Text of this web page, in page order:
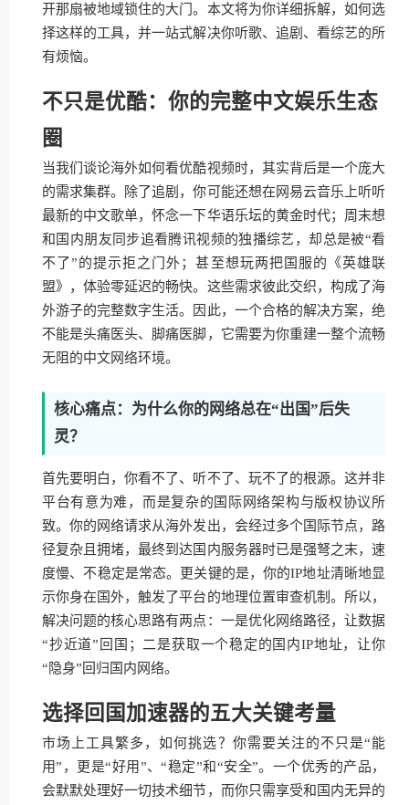
开那扇被地域锁住的大门。本文将为你详细拆解，如何选
择这样的工具，并一站式解决你听歌、追剧、看综艺的所
有烦恼。
不只是优酷：你的完整中文娱乐生态
圈
当我们谈论海外如何看优酷视频时，其实背后是一个庞大
的需求集群。除了追剧，你可能还想在网易云音乐上听听
最新的中文歌单，怀念一下华语乐坛的黄金时代；周末想
和国内朋友同步追看腾讯视频的独播综艺，却总是被“看
不了”的提示拒之门外；甚至想玩两把国服的《英雄联
盟》，体验零延迟的畅快。这些需求彼此交织，构成了海
外游子的完整数字生活。因此，一个合格的解决方案，绝
不能是头痛医头、脚痛医脚，它需要为你重建一整个流畅
无阻的中文网络环境。
核心痛点：为什么你的网络总在“出国”后失
灵？
首先要明白，你看不了、听不了、玩不了的根源。这并非
平台有意为难，而是复杂的国际网络架构与版权协议所
致。你的网络请求从海外发出，会经过多个国际节点，路
径复杂且拥堵，最终到达国内服务器时已是强弩之末，速
度慢、不稳定是常态。更关键的是，你的IP地址清晰地显
示你身在国外，触发了平台的地理位置审查机制。所以，
解决问题的核心思路有两点：一是优化网络路径，让数据
“抄近道”回国；二是获取一个稳定的国内IP地址，让你
“隐身”回归国内网络。
选择回国加速器的五大关键考量
市场上工具繁多，如何挑选？你需要关注的不只是“能
用”，更是“好用”、“稳定”和“安全”。一个优秀的产品，
会默默处理好一切技术细节，而你只需享受和国内无异的